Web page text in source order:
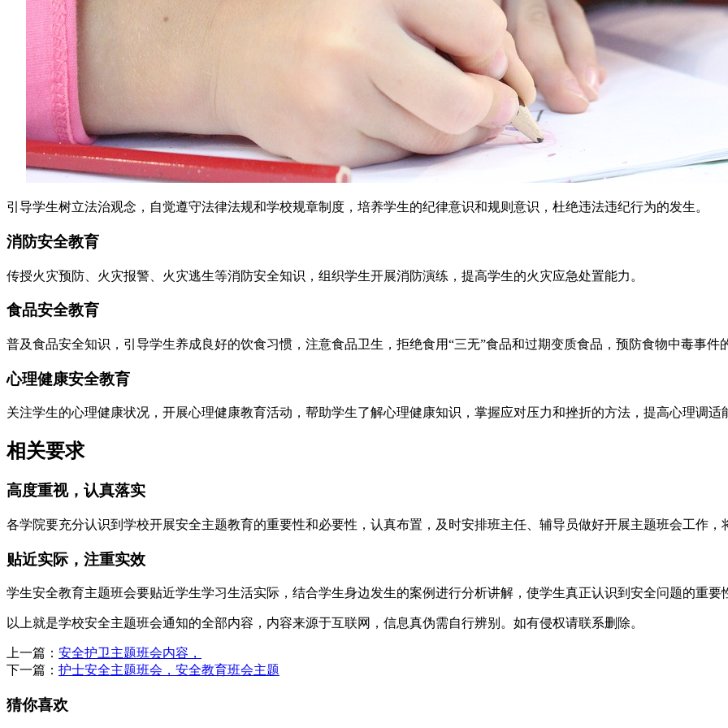
引导学生树立法治观念，自觉遵守法律法规和学校规章制度，培养学生的纪律意识和规则意识，杜绝违法违纪行为的发生。
消防安全教育
传授火灾预防、火灾报警、火灾逃生等消防安全知识，组织学生开展消防演练，提高学生的火灾应急处置能力。
食品安全教育
普及食品安全知识，引导学生养成良好的饮食习惯，注意食品卫生，拒绝食用“三无”食品和过期变质食品，预防食物中毒事件
心理健康安全教育
关注学生的心理健康状况，开展心理健康教育活动，帮助学生了解心理健康知识，掌握应对压力和挫折的方法，提高心理调
相关要求
高度重视，认真落实
各学院要充分认识到学校开展安全主题教育的重要性和必要性，认真布置，及时安排班主任、辅导员做好开展主题班会工作
贴近实际，注重实效
学生安全教育主题班会要贴近学生学习生活实际，结合学生身边发生的案例进行分析讲解，使学生真正认识到安全问题的重要
以上就是学校安全主题班会通知的全部内容，内容来源于互联网，信息真伪需自行辨别。如有侵权请联系删除。
上一篇： 安全护卫主题班会内容，
下一篇： 护士安全主题班会，安全教育班会主题
猜你喜欢